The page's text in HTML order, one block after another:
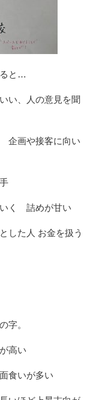
ると…
い、人の意見を聞
企画や接客に向い
いく 詰めが甘い
した人 お金を扱う
字。
高い
食いが多い